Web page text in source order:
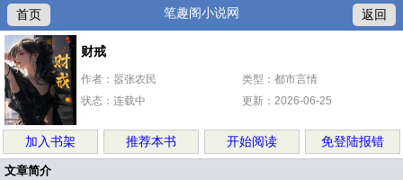
首页 笔趣阁小说网 返回
财戒
作者：嚣张农民
类型：都市言情
状态：连载中
更新：2026-06-25
加入书架 推荐本书 开始阅读 免登陆报错
文章简介